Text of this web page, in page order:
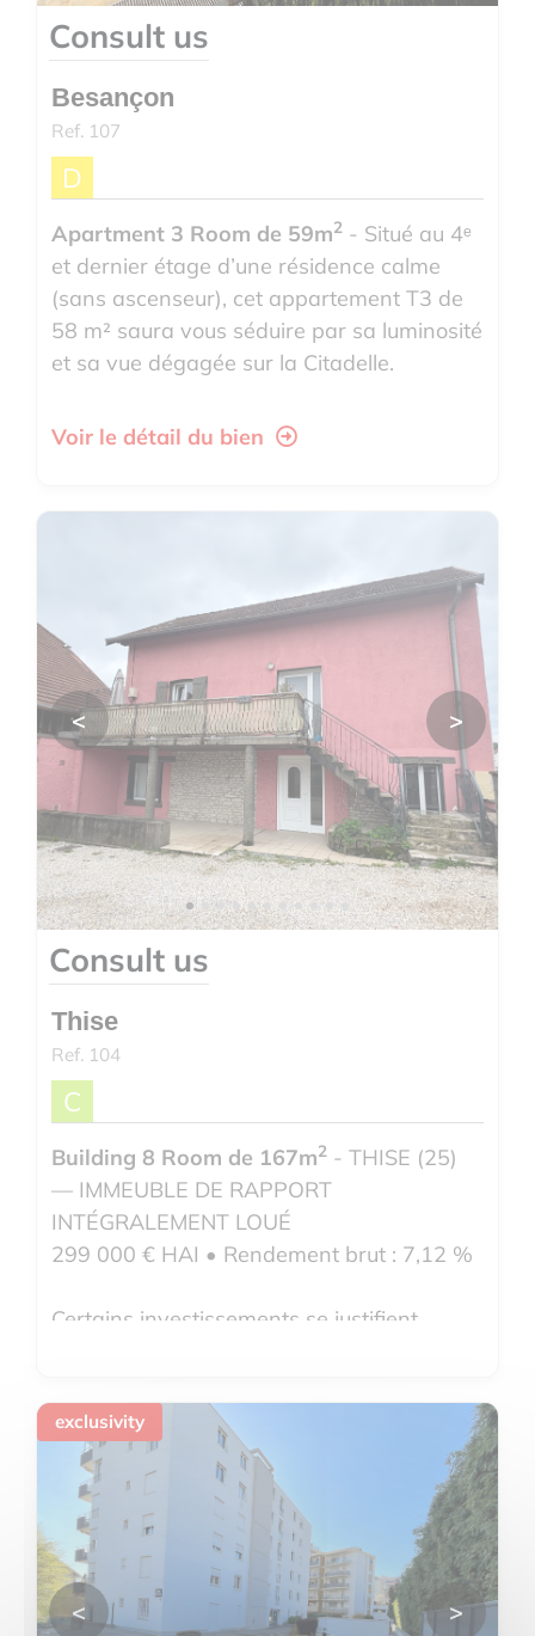
Besançon
Ref. 107
D
Apartment 3 Room de 59m2 - Situé au 4ᵉ
et dernier étage d’une résidence calme
(sans ascenseur), cet appartement T3 de
58 m² saura vous séduire par sa luminosité
et sa vue dégagée sur la Citadelle.
Il se compose de de...
Voir le détail du bien
Consult us
< >
Thise
Ref. 104
C
Building 8 Room de 167m2 - THISE (25)
— IMMEUBLE DE RAPPORT
INTÉGRALEMENT LOUÉ
299 000 € HAI • Rendement brut : 7,12 %
Certains investissements se justifient
Voir le détail du bien
Consult us
exclusivity
< >